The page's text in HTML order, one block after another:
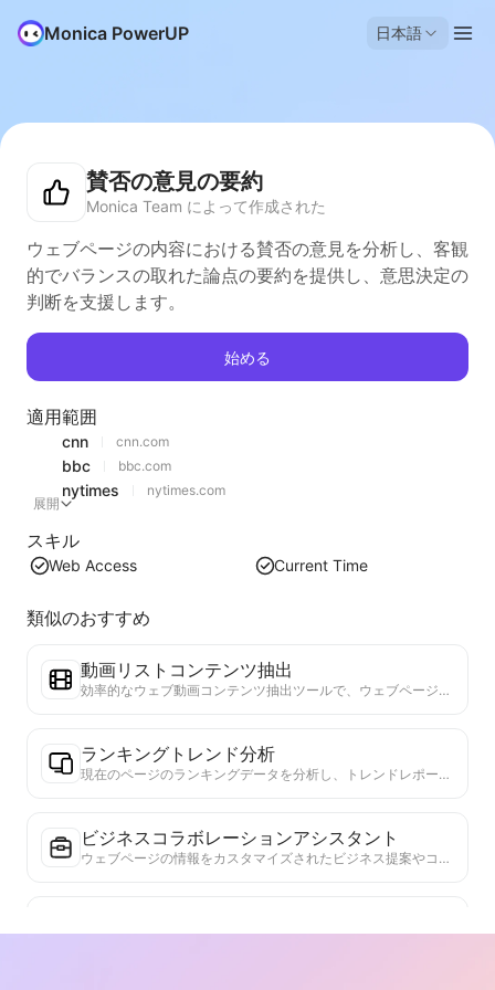
Monica PowerUP 日本語
賛否の意見の要約
Monica Team によって作成された
ウェブページの内容における賛否の意見を分析し、客観
的でバランスの取れた論点の要約を提供し、意思決定の
判断を支援します。
始める
適用範囲
cnn cnn.com
bbc bbc.com
nytimes
nytimes.com
展開
スキル
Web Access Current Time
類似のおすすめ
動画リストコンテンツ抽出
効率的なウェブ動画コンテンツ抽出ツールで、ウェブページを迅速にスキャンし、動画情報を構造化されたMarkdownテーブルに整理します。
ランキングトレンド分析
現在のページのランキングデータを分析し、トレンドレポートを生成します。人気のカテゴリ、急成長している製品タイプ、新興技術を特定します。最新の製品トレンドと市場動向を理解するための即時市場インサイトを提供します。
ビジネスコラボレーションアシスタント
ウェブページの情報をカスタマイズされたビジネス提案やコラボレーションメッセージに変換し、既成のテンプレートとフォローガイドを提供して、協力プロセスを簡素化します。